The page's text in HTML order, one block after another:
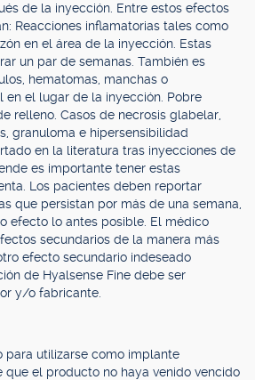
de la inyección. Entre estos efectos
Reacciones inflamatorias tales como
en el área de la inyección. Estas
un par de semanas. También es
hematomas, manchas o
en el lugar de la inyección. Pobre
relleno. Casos de necrosis glabelar,
granuloma e hipersensibilidad
en la literatura tras inyecciones de
es importante tener estas
Los pacientes deben reportar
que persistan por más de una semana,
efecto lo antes posible. El médico
secundarios de la manera más
efecto secundario indeseado
de Hyalsense Fine debe ser
y/o fabricante.
para utilizarse como implante
que el producto no haya venido vencido